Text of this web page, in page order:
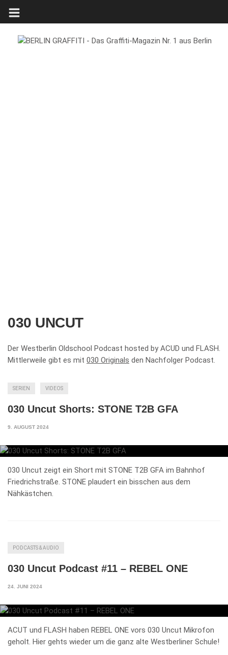
030 UNCUT
Der Westberlin Oldschool Podcast hosted by ACUD und FLASH.
Mittlerweile gibt es mit 030 Originals den Nachfolger Podcast.
SERIEN VIDEOS
030 Uncut Shorts: STONE T2B GFA
9. AUGUST 2024
030 Uncut zeigt ein Short mit STONE T2B GFA im Bahnhof
Friedrichstraße. STONE plaudert ein bisschen aus dem
Nähkästchen.
PODCASTS & AUDIO
030 Uncut Podcast #11 – REBEL ONE
24. JUNI 2024
ACUT und FLASH haben REBEL ONE vors 030 Uncut Mikrofon
geholt. Hier gehts wieder um die ganz alte Westberliner Schule!